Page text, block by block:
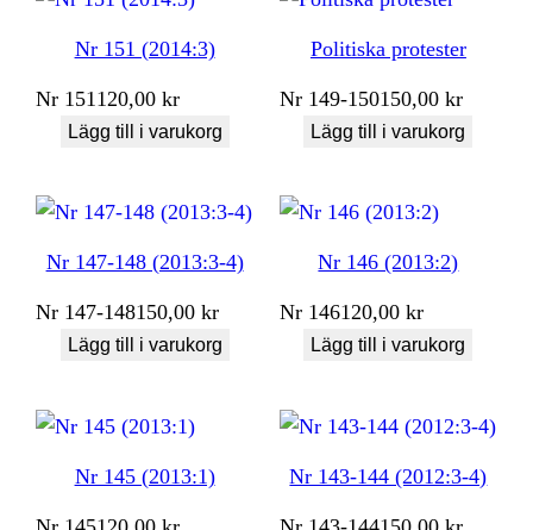
Nr 151 (2014:3)
Nr 151 120,00kr
Lägg till i varukorg
Politiska protester
Nr 149-150150,00kr
Lägg till i varukorg
Nr 147-148 (2013:3-4)
Nr 147-148150,00kr
Lägg till i varukorg
Nr 146 (2013:2)
Nr 146120,00kr
Lägg till i varukorg
Nr 145 (2013:1) Nr 143-144 (2012:3-4)